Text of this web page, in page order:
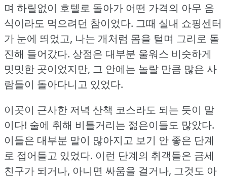
며 하릴없이 호텔로 돌아가 어떤 가격의 아무 음
식이라도 먹으려던 참이었다. 그때 실내 쇼핑센터
가 눈에 띄었고, 나는 개처럼 몸을 털며 그리로 돌
진해 들어갔다. 상점은 대부분 울워스 비슷하게
밋밋한 곳이었지만, 그 안에는 놀랄 만큼 많은 사
람들이 돌아다니고 있었다.
이곳이 근사한 저녁 산책 코스라도 되는 듯이 말
이다! 술에 취해 비틀거리는 젊은이들도 많았다.
이들은 대부분 말이 많아지고 보기 안 좋은 단계
로 접어들고 있었다. 이런 단계의 취객들은 금세
친구가 되거나, 아니면 싸움을 걸거나, 그것도 아